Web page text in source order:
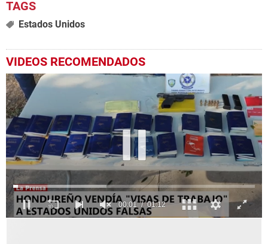
Estados Unidos
VIDEOS RECOMENDADOS